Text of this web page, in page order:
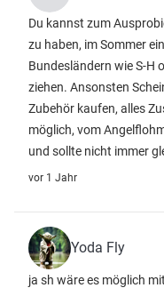
Du kannst zum
zu haben, im Sommer
Bundesländern wie S-H
ziehen. Ansonsten
Zubehör kaufen, alles
möglich, vom
und sollte nicht immer
vor 1 Jahr
Yoda Fly
ja sh wäre es möglich